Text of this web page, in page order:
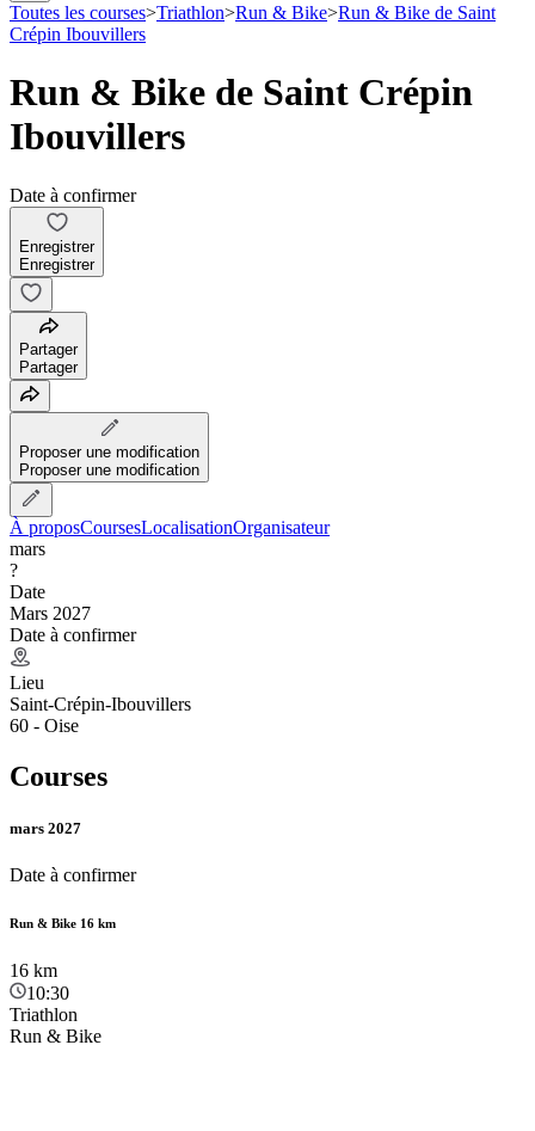
Toutes les courses>Triathlon>Run & Bike>Run & Bike de Saint
Crépin Ibouvillers
Run & Bike de Saint Crépin
Ibouvillers
Date à confirmer
Enregistrer
Enregistrer
Partager
Partager
Proposer une modification
Proposer une modification
À proposCoursesLocalisationOrganisateur
mars
?
Date
Mars 2027
Date à confirmer
Lieu
Saint-Crépin-Ibouvillers
60 - Oise
Courses
mars 2027
Date à confirmer
Run & Bike 16 km
16 km
10:30
Triathlon
Run & Bike